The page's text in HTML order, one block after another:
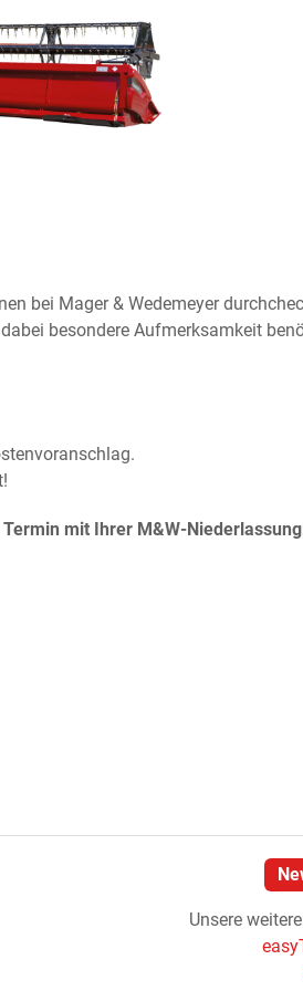
bei Mager & Wedemeyer
besondere Aufmerksamkeit
mit Ihrer M&W-
Unsere